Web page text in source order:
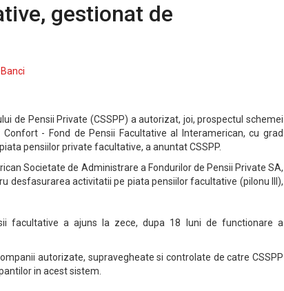
gestionat de
de Pensii Private (CSSPP) a autorizat, joi, prospectul schemei
- Fond de Pensii Facultative al Interamerican, cu grad
pensiilor private facultative, a anuntat CSSPP.
Societate de Administrare a Fondurilor de Pensii Private SA,
desfasurarea activitatii pe piata pensiilor facultative (pilonu III),
facultative a ajuns la zece, dupa 18 luni de functionare a
autorizate, supravegheate si controlate de catre CSSPP
in acest sistem.